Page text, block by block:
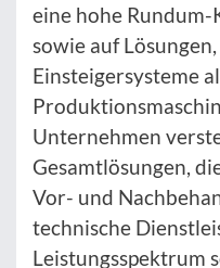
eine hohe
sowie auf
Einsteigersysteme
Unternehmen
Gesamtlösungen,
Vor- und
technische
Leistungsspektrum